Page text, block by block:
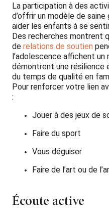
La participation à des
d’offrir un modèle de
aider les enfants à se
Des recherches montrent
de relations de soutien
l’adolescence affichent
démontrent une résilience
du temps de qualité en
Pour renforcer votre lien
:
Jouer à des jeux de
Faire du sport
Vous déguiser
Faire de l’art ou de
Écoute active